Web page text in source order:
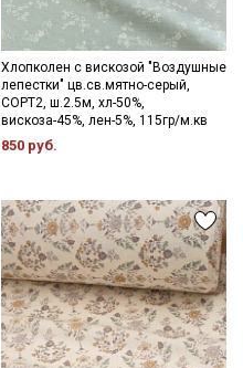
Хлопколен с вискозой "Воздушные
лепестки" цв.св.мятно-серый,
СОРТ2, ш.2.5м, хл-50%,
вискоза-45%, лен-5%, 115гр/м.кв
850 руб.